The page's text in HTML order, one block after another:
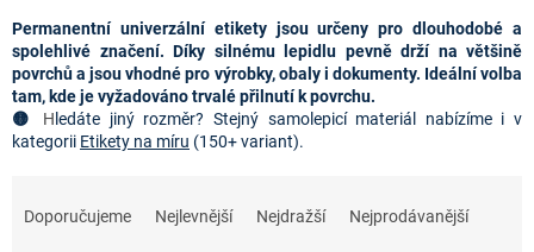
Permanentní univerzální etikety jsou určeny pro dlouhodobé a
spolehlivé značení. Díky silnému lepidlu pevně drží na většině
povrchů a jsou vhodné pro výrobky, obaly i dokumenty. Ideální volba
tam, kde je vyžadováno trvalé přilnutí k povrchu.
🟡 H ledáte jiný rozměr? Stejný samolepicí materiál nabízíme i v
kategorii Etikety na míru (150+ variant).
Doporučujeme Nejlevnější Nejdražší Nejprodávanější